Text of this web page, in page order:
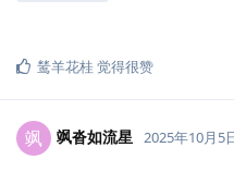
鸶羊花桂觉得很赞
飒 飒沓如流星 2025年10月5